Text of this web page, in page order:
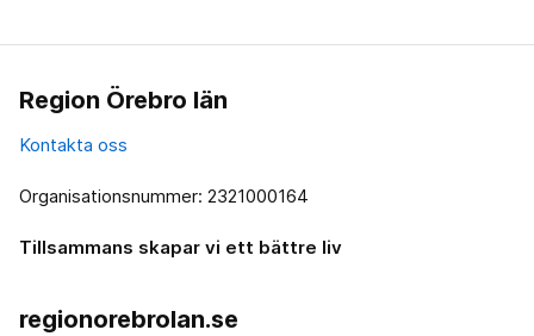
Region Örebro län
Kontakta oss
Organisationsnummer: 2321000164
Tillsammans skapar vi ett bättre liv
regionorebrolan.se